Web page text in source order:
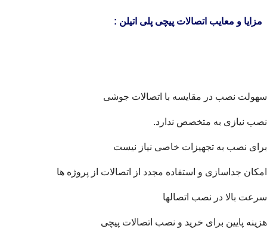
مزایا و معایب اتصالات پیچی پلی اتیلن :
سهولت نصب در مقایسه با اتصالات جوشی
نصب نیازی به متخصص ندارد.
برای نصب به تجهیزات خاصی نیاز نیست
امکان جداسازی و استفاده مجدد از اتصالات از پروژه ها
سرعت بالا در نصب اتصالها
هزینه پایین برای خرید و نصب اتصالات پیچی